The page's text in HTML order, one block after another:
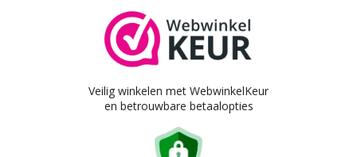
Veilig winkelen met WebwinkelKeur
en betrouwbare betaalopties